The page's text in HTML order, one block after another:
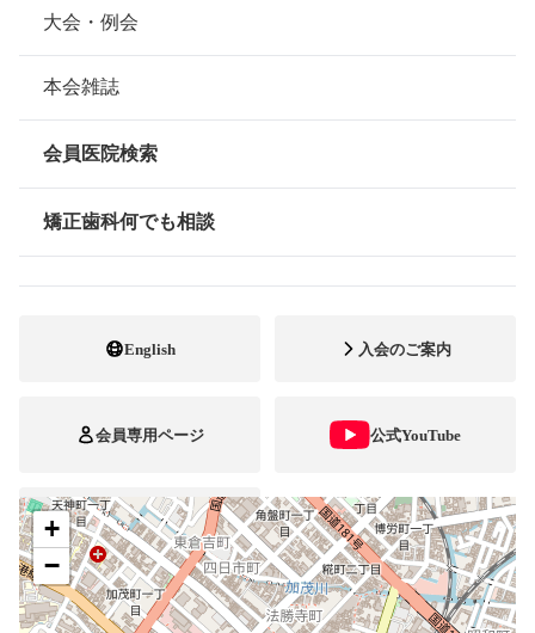
組織について
本会の歴史
情報公開
安心できる矯正歯科治療契約のための「7つの提言」
矯正歯科治療について
大会・例会
本会雑誌
会員医院検索
矯正歯科何でも相談
English 入会のご案内
会員専用ページ 公式YouTube
ブレスマ
所在地
鳥取県米子市明治町177-1スマイル
FAX番号 0859-31-1819
顎口腔機能診断施設
自立支援医療
+
−